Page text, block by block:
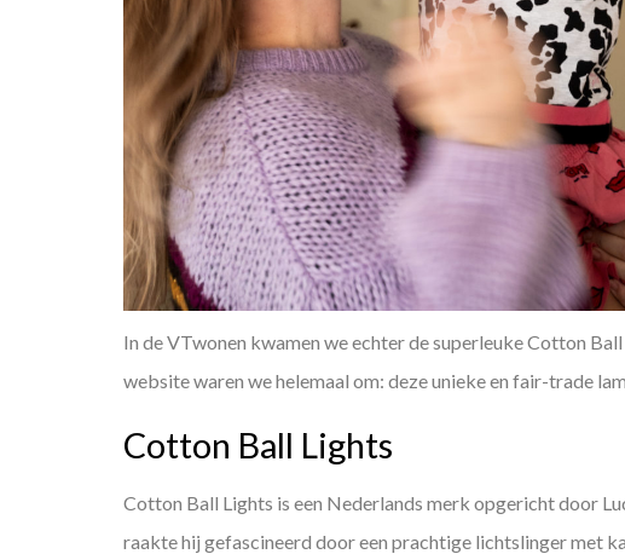
In de VTwonen kwamen we echter de superleuke Cotton
website waren we helemaal om: deze unieke en fair-trade
Cotton Ball Lights
Cotton Ball Lights is een Nederlands merk opgericht door
raakte hij gefascineerd door een prachtige lichtslinger met